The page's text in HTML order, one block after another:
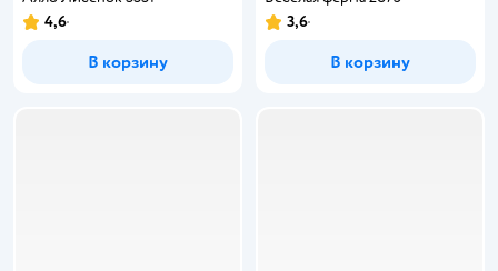
4,6
В корзину
3,6
В корзину